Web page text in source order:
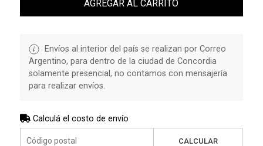
AGREGAR AL CARRITO
Envíos al interior del país se realizan por Correo
Argentino, para dentro de la ciudad de Concordia
solamente presencial, no contamos con mensajería
para realizar envíos.
Calculá el costo de envío
CALCULAR